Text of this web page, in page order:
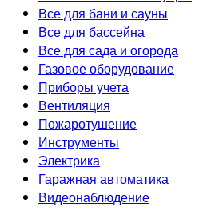
Все для бани и сауны
Все для бассейна
Все для сада и огорода
Газовое оборудование
Приборы учета
Вентиляция
Пожаротушение
Инструменты
Электрика
Гаражная автоматика
Видеонаблюдение